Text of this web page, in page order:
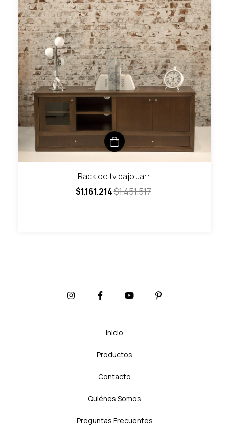
Rack de tv bajo Jarri
$1.161.214$1.451.517
Inicio
Productos
Contacto
Quiénes Somos
Preguntas Frecuentes